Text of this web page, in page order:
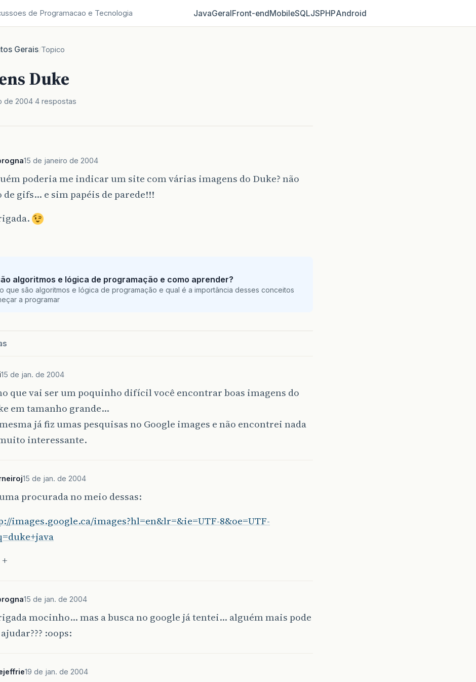
de Programacao e Tecnologia JavaGeralFront‑endMobileSQLJSPHPAndroid
Gerais/Topico
Duke
de 2004 4 respostas
15 de janeiro de 2004
poderia me indicar um site com várias imagens do Duke? não
de gifs… e sim papéis de parede!!!
algoritmos e lógica de programação e como aprender?
que são algoritmos e lógica de programação e qual é a importância desses conceitos
a programar
15 de jan. de 2004
que vai ser um poquinho difícil você encontrar boas imagens do
em tamanho grande…
já fiz umas pesquisas no Google images e não encontrei nada
interessante.
15 de jan. de 2004
procurada no meio dessas:
images.google.ca/images?hl=en&lr=&ie=UTF-8&oe=UTF-
15 de jan. de 2004
mocinho… mas a busca no google já tentei… alguém mais pode
:oops:
19 de jan. de 2004